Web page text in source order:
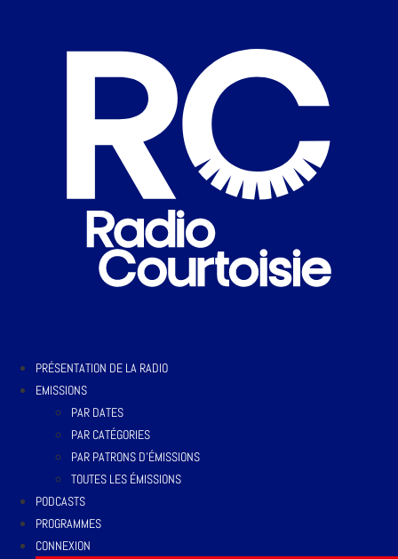
PRÉSENTATION DE LA RADIO
EMISSIONS
PAR DATES
PAR CATÉGORIES
PAR PATRONS D’ÉMISSIONS
TOUTES LES ÉMISSIONS
PODCASTS
PROGRAMMES
CONNEXION